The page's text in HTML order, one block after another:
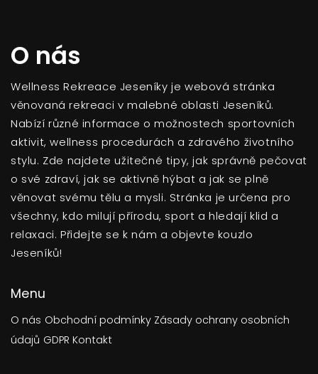
O nás
Wellness Rekreace Jeseníky je webová stránka
věnovaná rekreaci v malebné oblasti Jeseníků.
Nabízí různé informace o možnostech sportovních
aktivit, wellness procedurách a zdravého životního
stylu. Zde najdete užitečné tipy, jak správně pečovat
o své zdraví, jak se aktivně hýbat a jak se plně
věnovat svému tělu a mysli. Stránka je určena pro
všechny, kdo milují přírodu, sport a hledají klid a
relaxaci. Přidejte se k nám a objevte kouzlo
Jeseníků!
Menu
O nás Obchodní podmínky Zásady ochrany osobních
údajů GDPR Kontakt